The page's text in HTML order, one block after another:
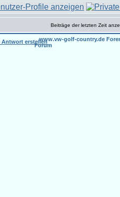
Beiträge der letzten Zeit
www.vw-golf-country.de
Forum